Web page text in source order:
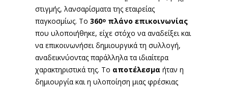
στιγμής, λανσαρίσματα της εταιρείας
παγκοσμίως. Το 360ο πλάνο επικοινωνίας
που υλοποιήθηκε, είχε στόχο να αναδείξει και
να επικοινωνήσει δημιουργικά τη συλλογή,
αναδεικνύοντας παράλληλα τα ιδιαίτερα
χαρακτηριστικά της. Το αποτέλεσμα ήταν η
δημιουργία και η υλοποίηση μιας φρέσκιας